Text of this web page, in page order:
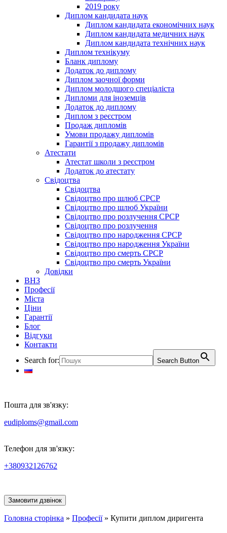
2019 року
Диплом кандидата наук
Диплом кандидата економічних наук
Диплом кандидата медичних наук
Диплом кандидата технічних наук
Диплом технікуму
Бланк диплому
Додаток до диплому
Диплом заочної форми
Диплом молодшого спеціаліста
Дипломи для іноземців
Додаток до диплому
Диплом з реєстром
Продаж дипломів
Умови продажу дипломів
Гарантії з продажу дипломів
Атестати
Атестат школи з реєстром
Додаток до атестату
Свідоцтва
Свідоцтва
Свідоцтво про шлюб СРСР
Свідоцтво про шлюб України
Свідоцтво про розлучення СРСР
Свідоцтво про розлучення
Свідоцтво про народження СРСР
Свідоцтво про народження України
Свідоцтво про смерть СРСР
Свідоцтво про смерть України
Довідки
ВНЗ
Професії
Міста
Ціни
Гарантії
Блог
Відгуки
Контакти
Search for:
Search Button
Пошта для зв'язку:
eudiploms@gmail.com
Телефон для зв'язку:
+380932126762
Замовити дзвінок
Головна сторінка » Професії» Купити диплом диригента